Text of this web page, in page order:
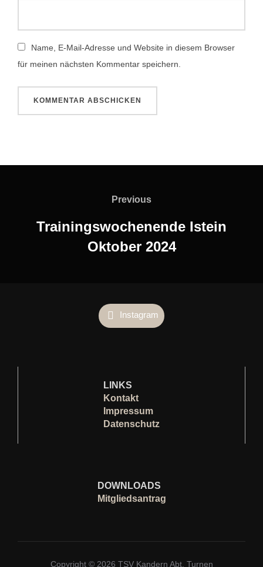
Name, E-Mail-Adresse und Website in diesem Browser
für meinen nächsten Kommentar speichern.
Previous
Previous
Trainingswochenende Istein
Oktober 2024
Instagram
LINKS
Kontakt
Impressum
Datenschutz
DOWNLOADS
Mitgliedsantrag
Copyright © 2026 TSV Kandern Abt. Turnen